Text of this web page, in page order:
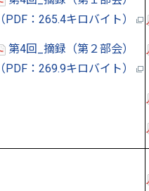
（PDF：265.4キロバイト）
第4回_摘録（第２部会）
（PDF：269.9キロバイト）